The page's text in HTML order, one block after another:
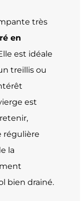
très
en
est idéale
treillis ou
est
régulière
la
bien drainé.